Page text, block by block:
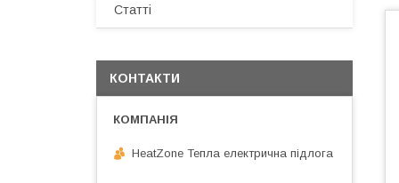
Статті
КОНТАКТИ
HeatZone Тепла електрична підлога